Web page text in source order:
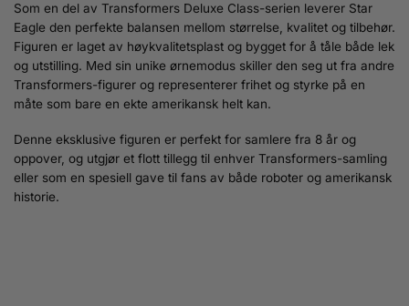
Som en del av Transformers Deluxe Class-serien leverer Star
Eagle den perfekte balansen mellom størrelse, kvalitet og tilbehør.
Figuren er laget av høykvalitetsplast og bygget for å tåle både lek
og utstilling. Med sin unike ørnemodus skiller den seg ut fra andre
Transformers-figurer og representerer frihet og styrke på en
måte som bare en ekte amerikansk helt kan.
Denne eksklusive figuren er perfekt for samlere fra 8 år og
oppover, og utgjør et flott tillegg til enhver Transformers-samling
eller som en spesiell gave til fans av både roboter og amerikansk
historie.